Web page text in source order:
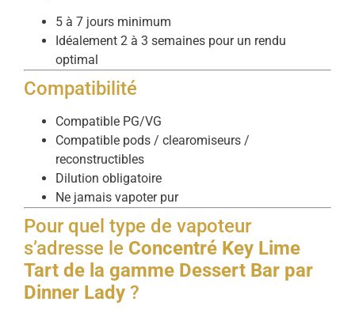
5 à 7 jours minimum
Idéalement 2 à 3 semaines pour un rendu
optimal
Compatibilité
Compatible PG/VG
Compatible pods / clearomiseurs /
reconstructibles
Dilution obligatoire
Ne jamais vapoter pur
Pour quel type de vapoteur
s’adresse le Concentré Key Lime
Tart de la gamme Dessert Bar par
Dinner Lady ?